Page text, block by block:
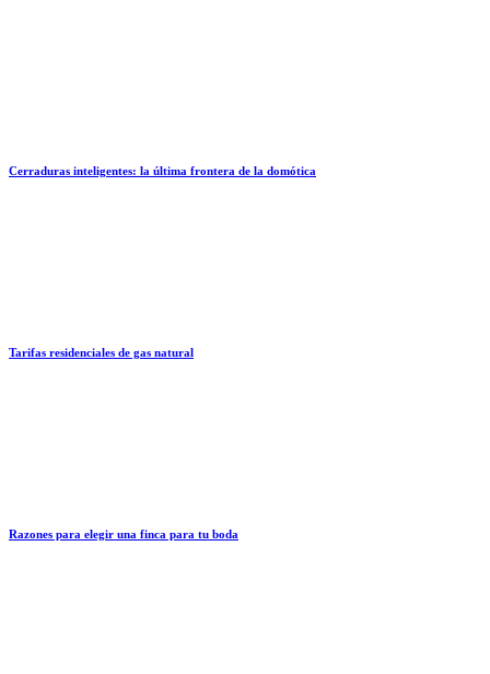
Cerraduras inteligentes: la última frontera de la domótica
Tarifas residenciales de gas natural
Razones para elegir una finca para tu boda